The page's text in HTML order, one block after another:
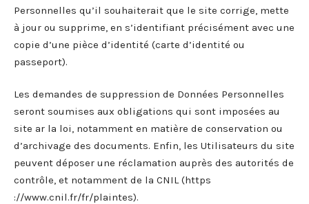
Personnelles qu’il souhaiterait que le site corrige, mette
à jour ou supprime, en s’identifiant précisément avec une
copie d’une pièce d’identité (carte d’identité ou
passeport).
Les demandes de suppression de Données Personnelles
seront soumises aux obligations qui sont imposées au
site ar la loi, notamment en matière de conservation ou
d’archivage des documents. Enfin, les Utilisateurs du site
peuvent déposer une réclamation auprès des autorités de
contrôle, et notamment de la CNIL (https
://www.cnil.fr/fr/plaintes).